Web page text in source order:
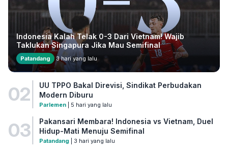
Indonesia Kalah Telak 0-3 Dari Vietnam! Wajib
Taklukan Singapura Jika Mau Semifinal
Patandang 3 hari yang lalu
02
UU TPPO Bakal Direvisi, Sindikat Perbudakan
Modern Diburu
Parlemen| 5 hari yang lalu
03
Pakansari Membara! Indonesia vs Vietnam, Duel
Hidup-Mati Menuju Semifinal
Patandang | 3 hari yang lalu